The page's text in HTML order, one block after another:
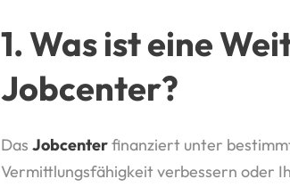
1. Was ist eine
Jobcenter?
Das Jobcenterfinanziert unter
Vermittlungsfähigkeit verbessern oder